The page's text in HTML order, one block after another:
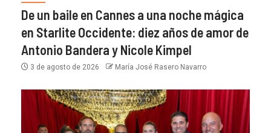
De un baile en Cannes a una noche mágica
en Starlite Occidente: diez años de amor de
Antonio Bandera y Nicole Kimpel
3 de agosto de 2026 María José Rasero Navarro